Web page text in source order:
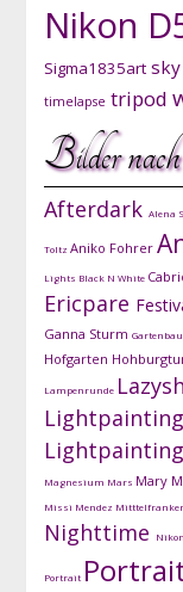
Nikon
Sigma1835art sky
timelapse tripod
Bilder
Afterdark Alena
Toltz Aniko Fohrer
Lights Black N White
Ericpare
Ganna Sturm
Hofgarten
Lampenrunde
Lightpainting
Magnesium Mars Mary
Missi Mendez
Nighttime
Portrait